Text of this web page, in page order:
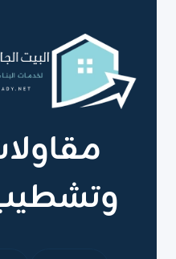
ديكور
مودرن
الرياض